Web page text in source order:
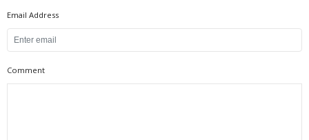
Email Address
Comment